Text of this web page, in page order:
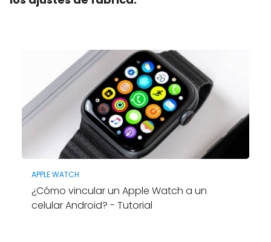
APPLE WATCH
¿Cómo vincular un Apple Watch a un
celular Android? - Tutorial